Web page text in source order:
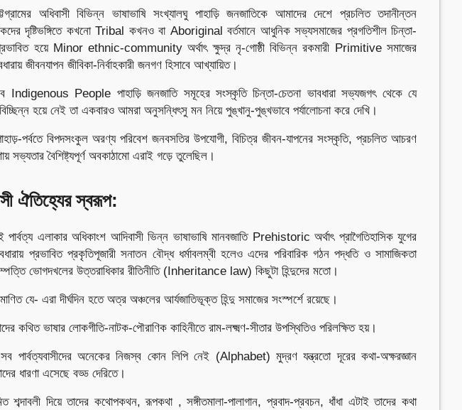
অধিবাসী বিভিন্ন ভাষাভাষি সংখ্যালঘু পাহাড়ি জনজাতিকে আমাদের দেশে প্রচলিত তদানীন্তন
দৃষ্টিভঙ্গিতে কখনো Tribal কখনও বা Aboriginal বর্তমানে আধুনিক সভ্যসমাজের প্রগতিশীল চিন্তা-
হয়ে Minor ethnic-community অর্থাৎ ক্ষুদ্র নৃ-গোষ্ঠী বিভিন্ন রকমারী Primitive সমাজের
জীবনযাপন জীবিকা-নিৰ্বাহকারী জনগণ হিসাবে আখ্যায়িত।
People পাহাড়ি জনজাতি সমূহের সংস্কৃতি চিন্তা-চেতনা ভাবধারা সভ্যজগৎ থেকে যে
হয়ে নেই তা একবারও আমরা অনুসন্ধিৎসু মন নিয়ে পুঙ্খানু-পুঙ্খভাবে পর্যালোচনা করে দেখি।
পর্বতে বিপদসংকুল অরণ্য পরিবেশ জনবসতির উপযোগী, বিচিত্র জীবন-যাপনের সংস্কৃতি, প্রচলিত আচরণ
সভ্যতার বৈশিষ্ট্যপূর্ণ অবকাঠামো এরাই গড়ে তুলেছিল।
ঐতিহ্যের স্বরূপ:
এলাকার অধিকাংশ আদিবাসী ভিন্ন ভাষাভাষি মানবজাতি Prehistoric অর্থাৎ প্রাগৈতিহাসিক যুগের
প্রভাবিত প্রকৃতিপূজারী সনাতন বৌদ্ধ ধর্মাবলম্বী হলেও এদের পরিবারিক গঠন পদ্ধতি ও সামাজিকতা
ভোগদখলের উত্তরাধিকার রীতিনীতি (Inheritance law) কিছুটা হিন্দুদের মতো।
যে- এরা দীর্ঘদিন হতে অত্র অঞ্চলের আর্যজাতিভূক্ত হিন্দু সমাজের সংস্পর্শে রয়েছে।
কথিত ভাষার লোকগীতি-নাটক-পৌরাণিক কাহিনীতে রাম-লক্ষ্মণ-সীতার উপস্থিতিও পরিলক্ষিত হয়।
পার্বত্যবাসীদের অনেকের নিজস্ব কোন লিপি নেই (Alphabet) মুদ্রণ যন্ত্রতো দূরের কথা-অক্ষরজ্ঞান
ধারণা এসেছে বড্ড দেরিতে।
শব্দাবলী দিয়ে তাদের কথোপকথন, রূপকথা , সঙ্গীতমালা-পালাগান, প্রবাদ-প্রবচন, ধাঁধা এটাই তাদের কথা